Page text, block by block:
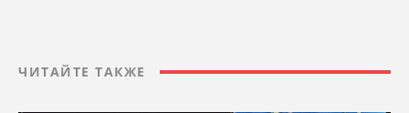
ЧИТАЙТЕ ТАКЖЕ